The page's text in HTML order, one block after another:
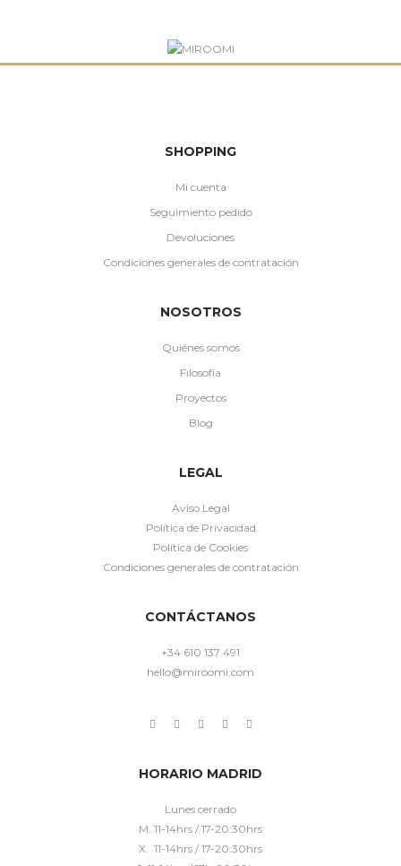
SHOPPING
Mi cuenta
Seguimiento pedido
Devoluciones
Condiciones generales de contratación
NOSOTROS
Quiénes somos
Filosofía
Proyectos
Blog
LEGAL
Aviso Legal
Política de Privacidad
Política de Cookies
Condiciones generales de contratación
CONTÁCTANOS
+34 610 137 491
hello@miroomi.com
HORARIO MADRID
Lunes cerrado
M. 11-14hrs / 17-20:30hrs
X. 11-14hrs / 17-20:30hrs